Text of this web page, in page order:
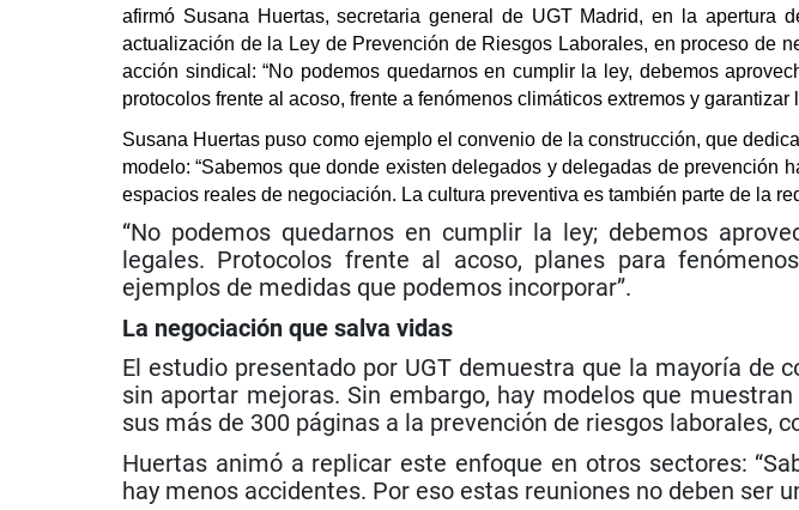
afirmó Susana Huertas, secretaria general de UGT Madrid, en la apertura
actualización de la Ley de Prevención de Riesgos Laborales, en proceso de
acción sindical: “No podemos quedarnos en cumplir la ley, debemos
protocolos frente al acoso, frente a fenómenos climáticos extremos y garantizar
Susana Huertas puso como ejemplo el convenio de la construcción, que
modelo: “Sabemos que donde existen delegados y delegadas de prevención
espacios reales de negociación. La cultura preventiva es también parte de la
“No podemos quedarnos en cumplir la ley; debemos
legales. Protocolos frente al acoso, planes para
ejemplos de medidas que podemos incorporar”.
La negociación que salva vidas
El estudio presentado por UGT demuestra que la mayoría
sin aportar mejoras. Sin embargo, hay modelos que
sus más de 300 páginas a la prevención de riesgos laborales,
Huertas animó a replicar este enfoque en otros sectores:
hay menos accidentes. Por eso estas reuniones no deben ser